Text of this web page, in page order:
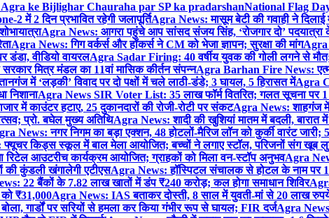
ke Bijlighar Chauraha par SP ka pradarshanNational Flag
2 में 2 दिन प्रभावित रहेगी जलापूर्तिAgra News: मासूम बेटी की गवाही ने
Agra News: आगरा पहुंचे आप सांसद संजय सिंह, ‘रोजगार दो’ पदयात्रा
Agra News: गिग वर्कर्स और हॉकर्स ने CM को भेजा ज्ञापन; सुरक्षा की मांगAgra
डंडा, वीडियो वायरलAgra Sadar Firing: 40 वर्षीय युवक की गोली लगने से मौत;
मित्र मंडल का 11वां मासिक कीर्तन संपन्नAgra Barhan Fire News:
में ‘लड़की’ विवाद पर दो पक्षों में चले लाठी-डंडे; 3 घायल, 5 हिरासत मेंAgra
निशानाAgra News SIR Voter List: 35 लाख फॉर्म वितरित; गलत सूचना पर
में काउंटर हटाए, 25 दुकानदारों की रोजी-रोटी पर संकटAgra News: शाहगंज
प्रो. बघेल मुख्य अतिथिAgra News: शादी की खुशियां मातम में बदली, बारात में
News: नगर निगम का बड़ा एक्शन, 48 होटलों-मैरिज लॉन को कुर्की वारंट जारी;
किड्स स्कूल में बाल मेला आयोजित; बच्चों ने लगाए स्टॉल, परिजनों संग खूब
आउटरीच कार्यक्रम आयोजित; ग्राहकों को मिला वन-स्टॉप अनुभवAgra
की कुंडली खंगालेगी एटीएसAgra News: हॉस्पिटल संचालक से होटल के नाम पर
22 बैंकों के 7.82 लाख खातों में डंप ₹240 करोड़; कल होगा समाधान शिविर
₹31,000Agra News: IAS बताकर दोस्ती, 8 साल में युवती-मां से 20 लाख
गार्डों पर सरियों से हमला कर किया गंभीर रूप से घायल; FIR दर्जAgra News: